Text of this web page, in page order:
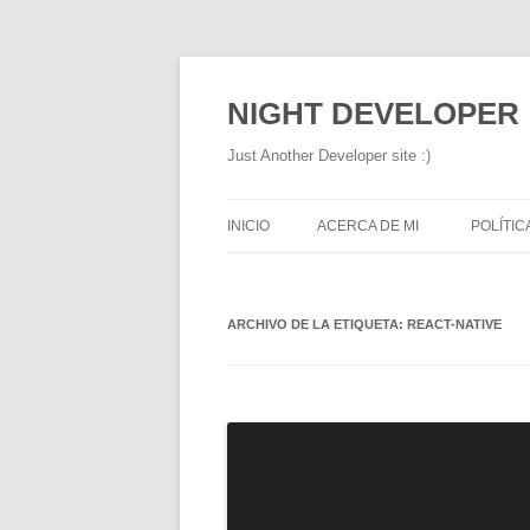
NIGHT DEVELOPER
Just Another Developer site :)
INICIO ACERCA DE MI
ARCHIVO DE LA ETIQUETA: REACT-NATIVE